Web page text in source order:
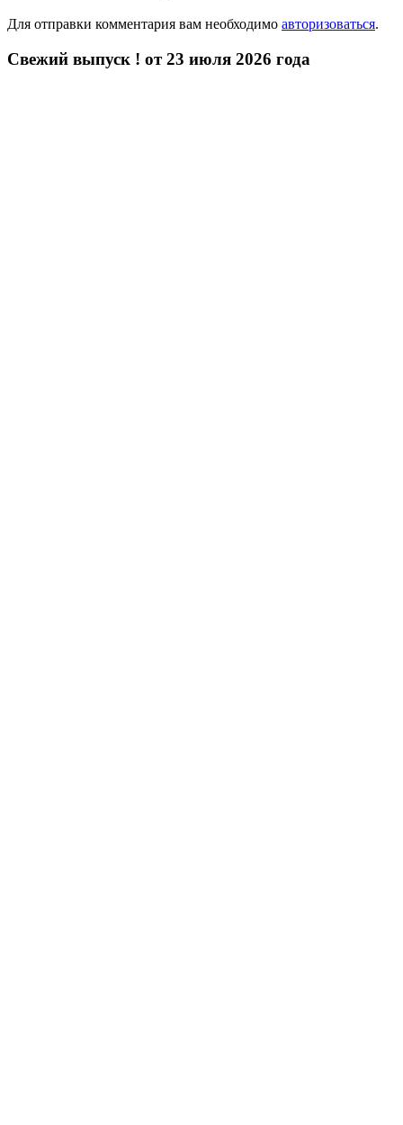
Для отправки комментария вам необходимо авторизоваться.
Свежий выпуск ! от 23 июля 2026 года